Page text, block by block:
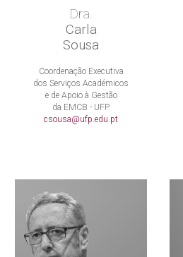
Dra.
Carla
Sousa
Coordenação Executiva
dos Serviços Académicos
e de Apoio à Gestão
da EMCB - UFP
csousa@ufp.edu.pt